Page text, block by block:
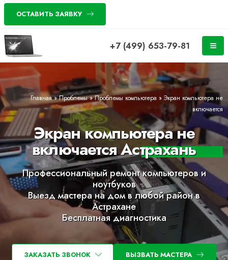
ОСТАВИТЬ ЗАЯВКУ
+7 (499) 653-79-81
Главная»Проблемы»Проблемы компьютера » Экран компьютера не
включается
Экран компьютера не
включается Астрахань
Профессиональный ремонт компьютеров и
ноутбуков
Выезд мастера на дом в любой район в
Астрахане
Бесплатная диагностика
ЗАКАЗАТЬ ЗВОНОК ВЫЗВАТЬ МАСТЕРА